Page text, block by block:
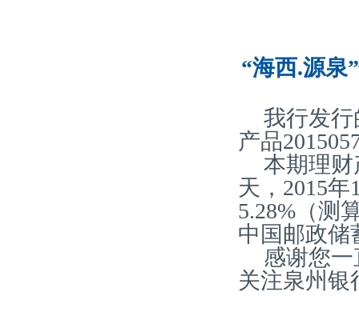
“海西.源泉
我行发行
产品
本期理财
天，2015
5.28%（测
中国邮政储
感谢您
关注泉州银